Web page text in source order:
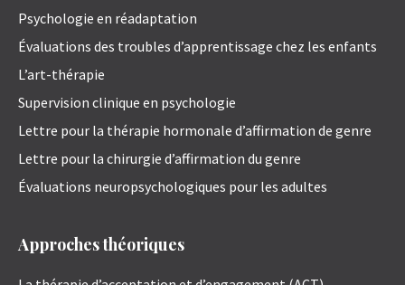
Psychologie en réadaptation
Évaluations des troubles d’apprentissage chez les enfants
L’art-thérapie
Supervision clinique en psychologie
Lettre pour la thérapie hormonale d’affirmation de genre
Lettre pour la chirurgie d’affirmation du genre
Évaluations neuropsychologiques pour les adultes
Approches théoriques